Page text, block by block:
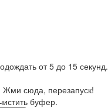
от 5 до 15 секунд.
Жми сюда, перезапуск!
буфер.